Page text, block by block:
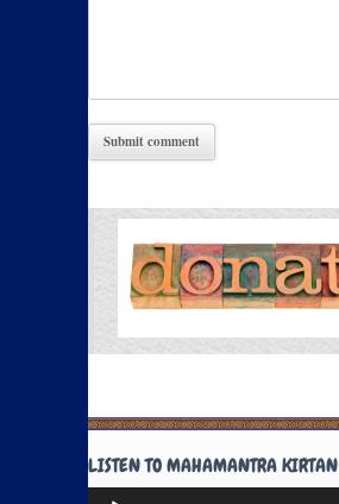
LISTEN TO MAHAMANTRA KIRTAN
Audio